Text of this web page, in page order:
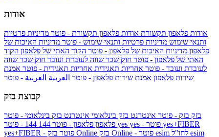
אודות
אודות פלאפון תקשורת אודות פלאפון תקשורת - פוטר מדיניות פרטיות
ותנאי שימוש מדיניות פרטיות ותנאי שימוש - פוטר מדיניות האיכות של
פלאפון מדיניות האיכות של פלאפון - פוטר הקוד האתי של פלאפון הקוד
האתי של פלאפון - פוטר חוק שכר שווה לעובדת ועובד חוק שכר שווה
לעובדת ועובד - פוטר אחריות תאגידית אחריות תאגידית - פוטר אמנת
שירות פלאפון אמנת שירות פלאפון - פוטר العربية العربية - פוטר
קבוצת בזק
בזק בזק - פוטר אינטרנט בזק בינלאומי אינטרנט בזק בינלאומי - פוטר
פלאפון פלאפון - פוטר 144 yes
yes+FIBER
yes+FIBER - פוטר בזק Online esim